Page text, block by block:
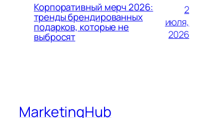
Корпоративный мерч 2026:
тренды брендированных
подарков, которые не
выбросят
2
июля,
2026
MarketingHub